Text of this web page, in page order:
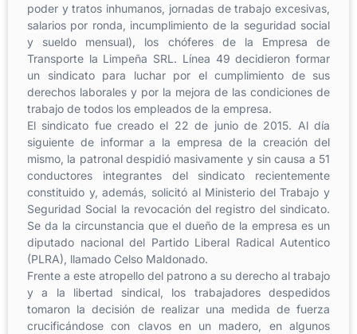
poder y tratos inhumanos, jornadas de trabajo excesivas,
salarios por ronda, incumplimiento de la seguridad social
y sueldo mensual), los chóferes de la Empresa de
Transporte la Limpeña SRL. Línea 49 decidieron formar
un sindicato para luchar por el cumplimiento de sus
derechos laborales y por la mejora de las condiciones de
trabajo de todos los empleados de la empresa.
El sindicato fue creado el 22 de junio de 2015. Al día
siguiente de informar a la empresa de la creación del
mismo, la patronal despidió masivamente y sin causa a 51
conductores integrantes del sindicato recientemente
constituido y, además, solicitó al Ministerio del Trabajo y
Seguridad Social la revocación del registro del sindicato.
Se da la circunstancia que el dueño de la empresa es un
diputado nacional del Partido Liberal Radical Autentico
(PLRA), llamado Celso Maldonado.
Frente a este atropello del patrono a su derecho al trabajo
y a la libertad sindical, los trabajadores despedidos
tomaron la decisión de realizar una medida de fuerza
crucificándose con clavos en un madero, en algunos